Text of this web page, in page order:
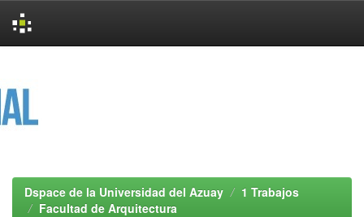
Dspace de la Universidad del Azuay
1 Trabajos
Facultad de Arquitectura